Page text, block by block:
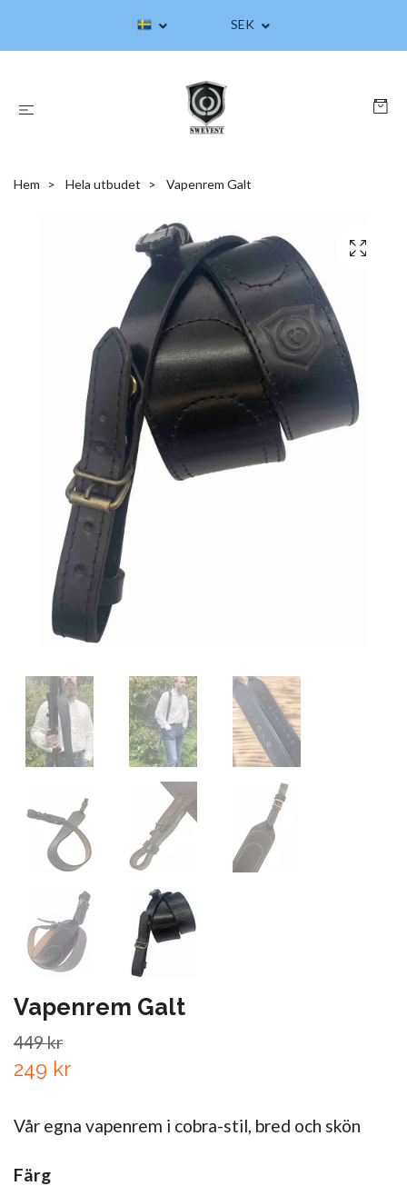
SEK
Hem Hela utbudet Vapenrem Galt
Vapenrem Galt
449 kr
249 kr
Vår egna vapenrem i cobra-stil, bred och skön
Färg